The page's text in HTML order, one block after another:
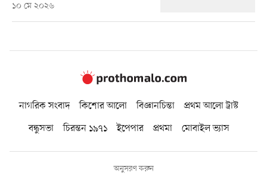
১০ মে ২০২৬
নাগরিক সংবাদ কিশোর আলো বিজ্ঞানচিন্তা
প্রথম আলো ট্রাস্ট
বন্ধুসভা
চিরন্তন ১৯৭১ ইপেপার প্রথমা মোবাইল ভ্যাস
অনুসরণ করুন